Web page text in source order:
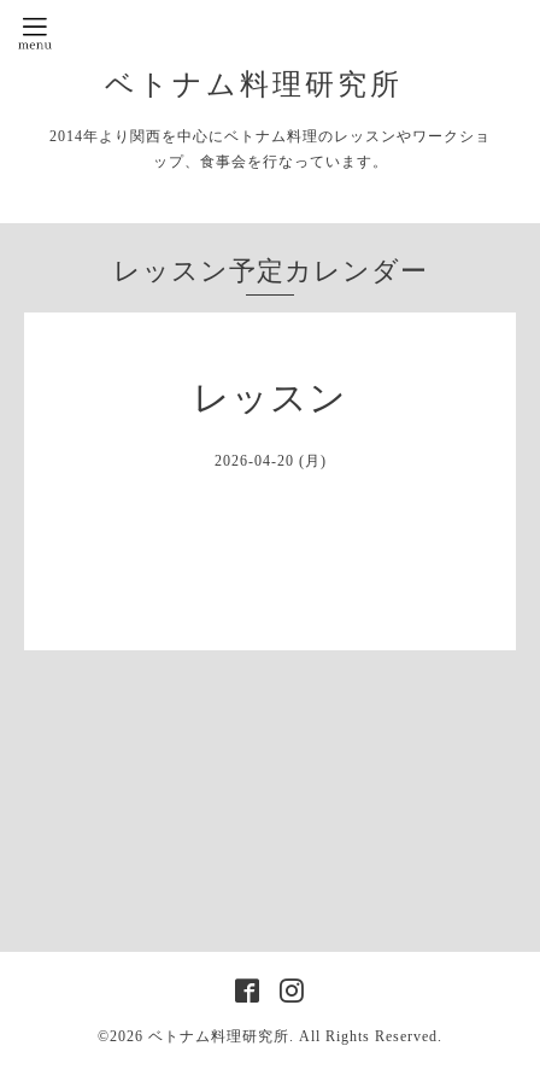
ベトナム料理研究所
2014年より関西を中心にベトナム料理のレッスンやワークショ
ップ、食事会を行なっています。
レッスン予定カレンダー
レッスン
2026-04-20 (月)
©2026 ベトナム料理研究所. All Rights Reserved.